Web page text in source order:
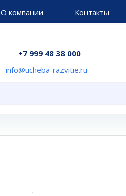
О компании Контакты
+7 999 48 38 000
info@ucheba-razvitie.ru